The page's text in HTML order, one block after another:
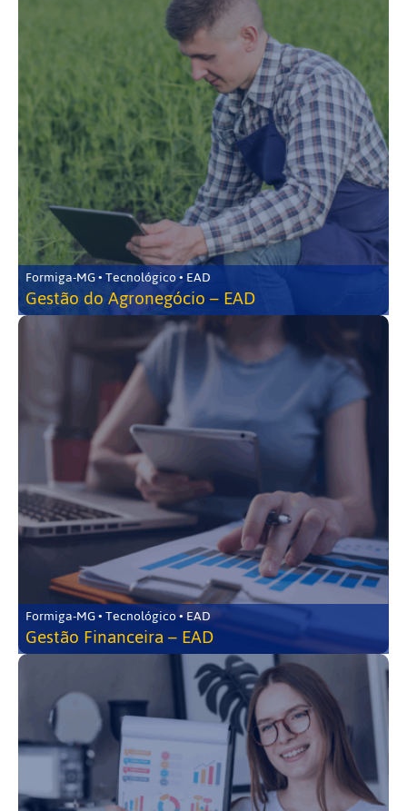
Formiga-MG • Tecnológico • EAD
Gestão do Agronegócio – EAD
Formiga-MG • Tecnológico • EAD
Gestão Financeira – EAD